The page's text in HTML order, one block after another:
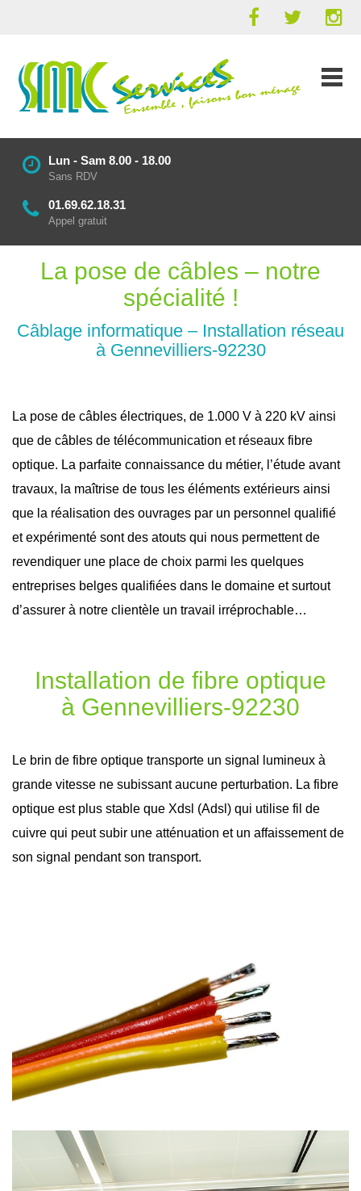
Lun - Sam 8.00 - 18.00
Sans RDV
01.69.62.18.31
Appel gratuit
La pose de câbles – notre
spécialité !
Câblage informatique – Installation réseau
à Gennevilliers-92230
La pose de câbles électriques, de 1.000 V à 220 kV ainsi
que de câbles de télécommunication et réseaux fibre
optique. La parfaite connaissance du métier, l’étude avant
travaux, la maîtrise de tous les éléments extérieurs ainsi
que la réalisation des ouvrages par un personnel qualifié
et expérimenté sont des atouts qui nous permettent de
revendiquer une place de choix parmi les quelques
entreprises belges qualifiées dans le domaine et surtout
d’assurer à notre clientèle un travail irréprochable…
Installation de fibre optique
à Gennevilliers-92230
Le brin de fibre optique transporte un signal lumineux à
grande vitesse ne subissant aucune perturbation. La fibre
optique est plus stable que Xdsl (Adsl) qui utilise fil de
cuivre qui peut subir une atténuation et un affaissement de
son signal pendant son transport.